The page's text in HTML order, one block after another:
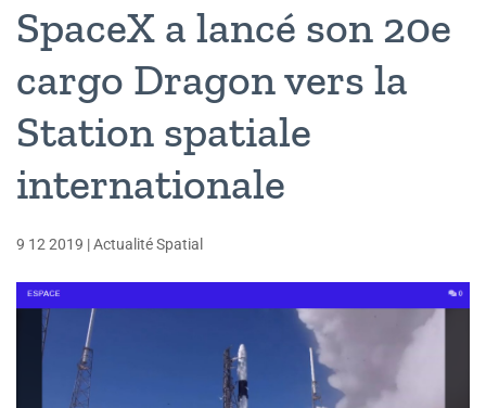
SpaceX a lancé son 20e
cargo Dragon vers la
Station spatiale
internationale
9 12 2019 |Actualité Spatial